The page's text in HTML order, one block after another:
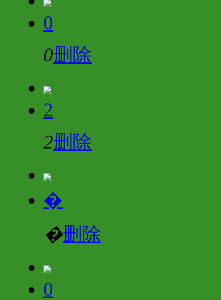
0
0删除
2
2删除
�
�删除
0